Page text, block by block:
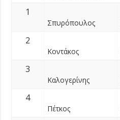
1
Σπυρόπουλος
2
Κοντάκος
3
Καλογερίνης
4
Πέτκος